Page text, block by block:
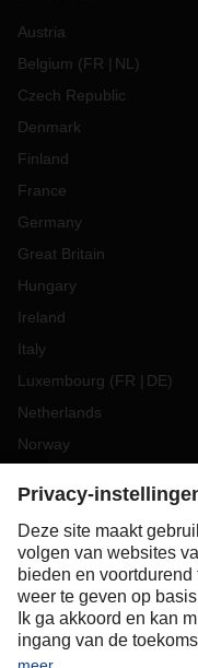
Austria
Belgium (FR NL )
Czech Republic
Denmark
Finland
France
Germany
Great Britain
Hungary
Ireland
Italy
Luxembourg (FR DE)
Netherlands
Norway
Romania
Slovakia
Spain
Sweden